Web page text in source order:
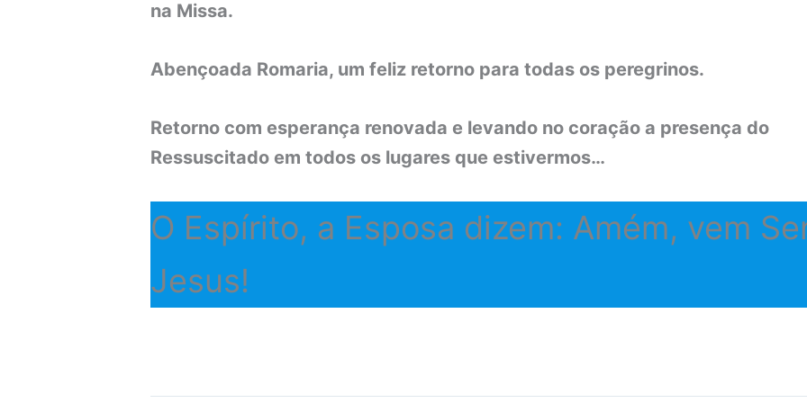
na Missa.
Abençoada Romaria, um feliz retorno para todas os peregrinos.
Retorno com esperança renovada e levando no coração a presença do
Ressuscitado em todos os lugares que estivermos…
O Espírito, a Esposa dizem: Amém, vem
Jesus!